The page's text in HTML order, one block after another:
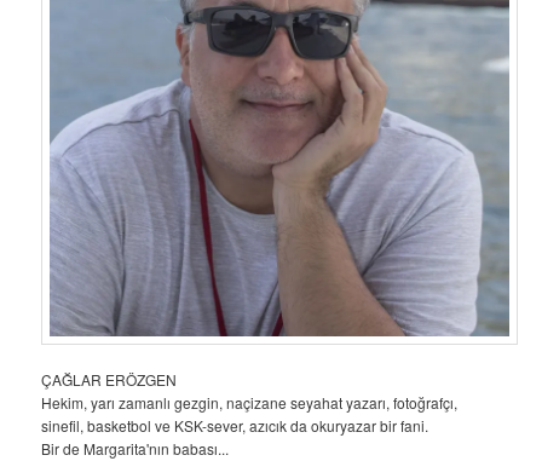
ÇAĞLAR ERÖZGEN
Hekim, yarı zamanlı gezgin, naçizane seyahat yazarı, fotoğrafçı,
sinefil, basketbol ve KSK-sever, azıcık da okuryazar bir fani.
Bir de Margarita'nın babası...